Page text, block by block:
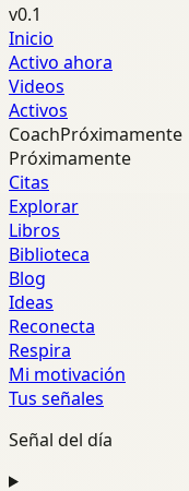
v0.1
Inicio
Activo ahora
Videos
Activos
CoachPróximamente
Próximamente
Citas
Explorar
Libros
Biblioteca
Blog
Ideas
Reconecta
Respira
Mi motivación
Tus señales
Señal del día